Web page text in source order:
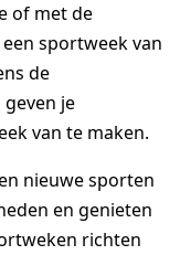
of met de
sportweek van
de
je
van te maken.
nieuwe sporten
en genieten
richten